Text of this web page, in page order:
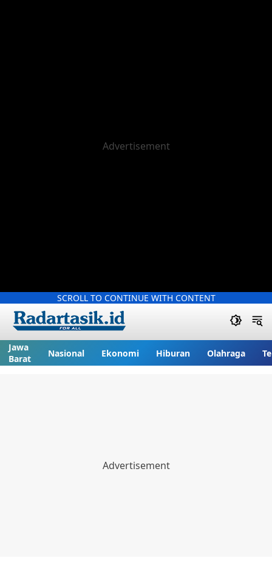
SCROLL TO CONTINUE WITH CONTENT
Jawa
Barat
Nasional Ekonomi Hiburan Olahraga